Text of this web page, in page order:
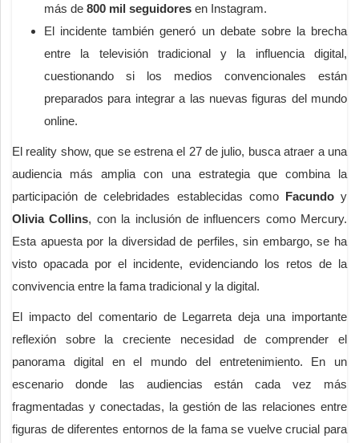
más de 800 mil seguidores en Instagram.
El incidente también generó un debate sobre la brecha
entre la televisión tradicional y la influencia digital,
cuestionando si los medios convencionales están
preparados para integrar a las nuevas figuras del mundo
online.
El reality show, que se estrena el 27 de julio, busca atraer a una
audiencia más amplia con una estrategia que combina la
participación de celebridades establecidas como Facundoy
Olivia Collins, con la inclusión de influencers como Mercury.
Esta apuesta por la diversidad de perfiles, sin embargo, se ha
visto opacada por el incidente, evidenciando los retos de la
convivencia entre la fama tradicional y la digital.
El impacto del comentario de Legarreta deja una importante
reflexión sobre la creciente necesidad de comprender el
panorama digital en el mundo del entretenimiento. En un
escenario donde las audiencias están cada vez más
fragmentadas y conectadas, la gestión de las relaciones entre
figuras de diferentes entornos de la fama se vuelve crucial para